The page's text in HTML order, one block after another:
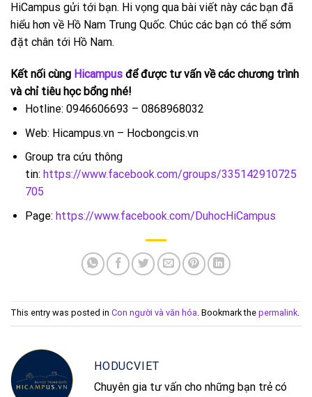
HiCampus gửi tới bạn. Hi vọng qua bài viết này các bạn đã
hiểu hơn về Hồ Nam Trung Quốc. Chúc các bạn có thể sớm
đặt chân tới Hồ Nam.
Kết nối cùng Hicampus để được tư vấn về các chương trình
và chỉ tiêu học bổng nhé!
Hotline: 0946606693 – 0868968032
Web: Hicampus.vn – Hocbongcis.vn
Group tra cứu thông
tin: https://www.facebook.com/groups/335142910725
705
Page: https://www.facebook.com/DuhocHiCampus
This entry was posted in Con người và văn hóa. Bookmark the permalink.
HODUCVIET
Chuyên gia tư vấn cho những bạn trẻ có